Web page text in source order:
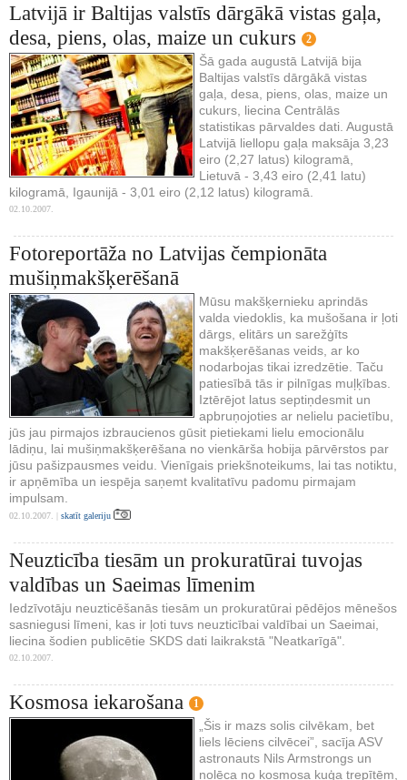
Latvijā ir Baltijas valstīs dārgākā vistas gaļa,
desa, piens, olas, maize un cukurs
2
Šā gada augustā Latvijā bija
Baltijas valstīs dārgākā vistas
gaļa, desa, piens, olas, maize un
cukurs, liecina Centrālās
statistikas pārvaldes dati. Augustā
Latvijā liellopu gaļa maksāja 3,23
eiro (2,27 latus) kilogramā,
Lietuvā - 3,43 eiro (2,41 latu)
kilogramā, Igaunijā - 3,01 eiro (2,12 latus) kilogramā.
02.10.2007.
Fotoreportāža no Latvijas čempionāta
mušiņmakšķerēšanā
Mūsu makšķernieku aprindās
valda viedoklis, ka mušošana ir ļoti
dārgs, elitārs un sarežģīts
makšķerēšanas veids, ar ko
nodarbojas tikai izredzētie. Taču
patiesībā tās ir pilnīgas muļķības.
Iztērējot latus septiņdesmit un
apbruņojoties ar nelielu pacietību,
jūs jau pirmajos izbraucienos gūsit pietiekami lielu emocionālu
lādiņu, lai mušiņmakšķerēšana no vienkārša hobija pārvērstos par
jūsu pašizpausmes veidu. Vienīgais priekšnoteikums, lai tas notiktu,
ir apņēmība un iespēja saņemt kvalitatīvu padomu pirmajam
impulsam.
02.10.2007. | skatīt galeriju
Neuzticība tiesām un prokuratūrai tuvojas
valdības un Saeimas līmenim
Iedzīvotāju neuzticēšanās tiesām un prokuratūrai pēdējos mēnešos
sasniegusi līmeni, kas ir ļoti tuvs neuzticībai valdībai un Saeimai,
liecina šodien publicētie SKDS dati laikrakstā "Neatkarīgā".
02.10.2007.
Kosmosa iekarošana 1
„Šis ir mazs solis cilvēkam, bet
liels lēciens cilvēcei”, sacīja ASV
astronauts Nils Armstrongs un
nolēca no kosmosa kuģa trepītēm,